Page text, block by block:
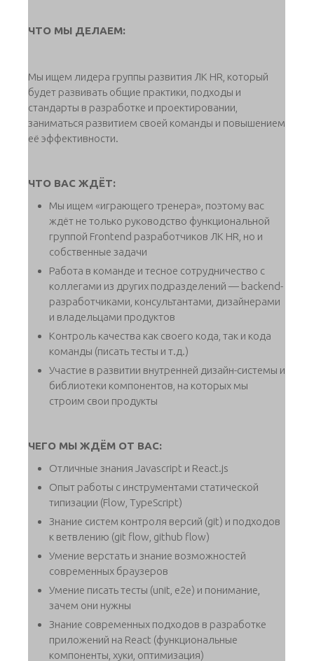
ЧТО МЫ ДЕЛАЕМ:
Мы ищем лидера группы развития ЛК HR, который
будет развивать общие практики, подходы и
стандарты в разработке и проектировании,
заниматься развитием своей команды и повышением
её эффективности.
ЧТО ВАС ЖДЁТ:
Мы ищем «играющего тренера», поэтому вас
ждёт не только руководство функциональной
группой Frontend разработчиков ЛК HR, но и
собственные задачи
Работа в команде и тесное сотрудничество с
коллегами из других подразделений — backend-
разработчиками, консультантами, дизайнерами
и владельцами продуктов
Контроль качества как своего кода, так и кода
команды (писать тесты и т.д.)
Участие в развитии внутренней дизайн-системы и
библиотеки компонентов, на которых мы
строим свои продукты
ЧЕГО МЫ ЖДЁМ ОТ ВАС:
Отличные знания Javascript и React.js
Опыт работы с инструментами статической
типизации (Flow, TypeScript)
Знание систем контроля версий (git) и подходов
к ветвлению (git flow, github flow)
Умение верстать и знание возможностей
современных браузеров
Умение писать тесты (unit, e2e) и понимание,
зачем они нужны
Знание современных подходов в разработке
приложений на React (функциональные
компоненты, хуки, оптимизация)